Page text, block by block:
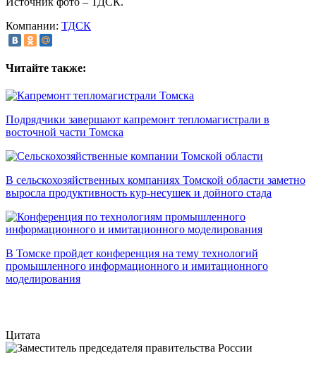
Компании: ТДСК
Читайте также:
Подрядчики завершают капремонт тепломагистрали в
восточной части Томска
В сельскохозяйственных компаниях Томской области заметно
выросла продуктивность кур-несушек и дойного стада
В Томске пройдет конференция на тему технологий
промышленного информационного и имитационного
моделирования
Цитата